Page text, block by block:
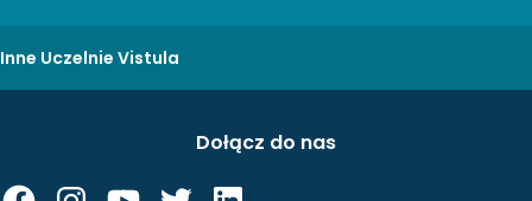
Inne Uczelnie Vistula
Dołącz do nas